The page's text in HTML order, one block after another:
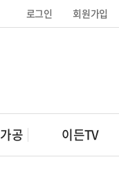
로그인 회원가입
공 이든TV